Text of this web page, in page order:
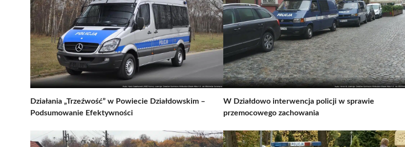
Działania „Trzeźwość” w Powiecie Działdowskim –
Podsumowanie Efektywności
W Działdowo interwencja policji w sprawie
przemocowego zachowania